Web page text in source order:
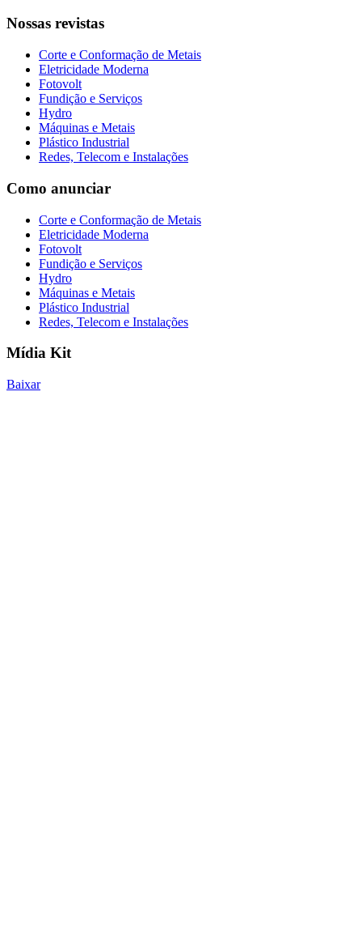
Nossas revistas
Corte e Conformação de Metais
Eletricidade Moderna
Fotovolt
Fundição e Serviços
Hydro
Máquinas e Metais
Plástico Industrial
Redes, Telecom e Instalações
Como anunciar
Corte e Conformação de Metais
Eletricidade Moderna
Fotovolt
Fundição e Serviços
Hydro
Máquinas e Metais
Plástico Industrial
Redes, Telecom e Instalações
Mídia Kit
Baixar